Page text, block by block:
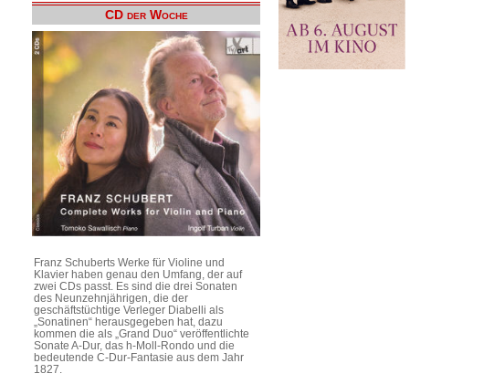
CD der Woche
Franz Schuberts Werke für Violine und
Klavier haben genau den Umfang, der auf
zwei CDs passt. Es sind die drei Sonaten
des Neunzehnjährigen, die der
geschäftstüchtige Verleger Diabelli als
„Sonatinen“ herausgegeben hat, dazu
kommen die als „Grand Duo“ veröffentlichte
Sonate A-Dur, das h-Moll-Rondo und die
bedeutende C-Dur-Fantasie aus dem Jahr
1827.